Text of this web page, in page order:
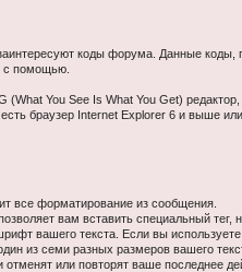
коды форума. Данные
с помощью.
(What You See Is What You Get)
браузер Internet Explorer 6 и выше
все форматирование из сообщения.
вам вставить специальный
вашего текста. Если вы
из семи разных размеров вашего
или повторят ваше последнее